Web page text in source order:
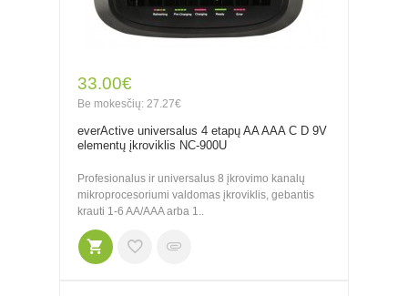
33.00€
Be mokesčių: 27.27€
everActive universalus 4 etapų AA AAA C D 9V
elementų įkroviklis NC-900U
Profesionalus ir universalus 8 įkrovimo kanalų
mikroprocesoriumi valdomas įkroviklis, gebantis
krauti 1-6 AA/AAA arba 1..